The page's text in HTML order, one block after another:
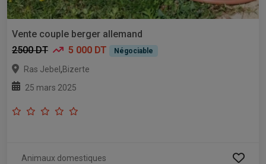
Vente couple berger allemand
2500 DT
5 000 DT Négociable
Ras Jebel ,Bizerte
25 mars 2025
Animaux domestiques